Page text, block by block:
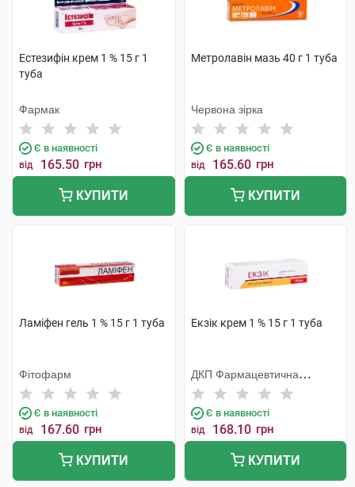
Естезифін крем 1 % 15 г 1
туба
Фармак
Є в наявності
від 165.50 грн
КУПИТИ
Метролавiн мазь 40 г 1 туба
Червона зірка
Є в наявності
від 165.60 грн
КУПИТИ
Ламіфен гель 1 % 15 г 1 туба
Фітофарм
Є в наявності
від 167.60 грн
КУПИТИ
Екзік крем 1 % 15 г 1 туба
ДКП Фармацевтична
фабрика
Є в наявності
від 168.10 грн
КУПИТИ